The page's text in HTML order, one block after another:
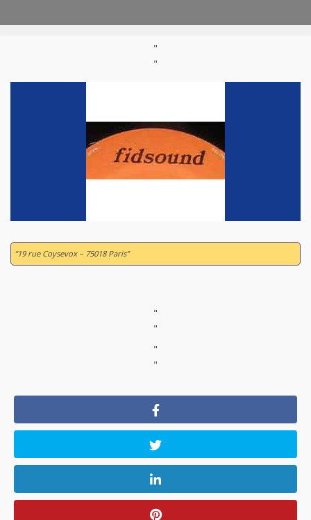
"
"
“19 rue Coysevox – 75018 Paris”
"
"
"
"